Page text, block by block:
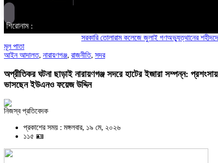
শিরোনাম :
সরকারি তোলারাম কলেজে জুলাই গণঅভ্যুত্থানের শহীদদের স্মরণ:
মূল পাতা
আইন আদালত, নারায়ণগঞ্জ, রাজনীতি, সদর
অপ্রীতিকর ঘটনা ছাড়াই নারায়ণগঞ্জ সদরে হাটের ইজারা সম্পন্ন: প্রশংসায়
ভাসছেন ইউএনও ফয়েজ উদ্দিন
নিজস্ব প্রতিবেদক
প্রকাশের সময় : মঙ্গলবার, ১৯ মে, ২০২৬
১১৫ 🪪